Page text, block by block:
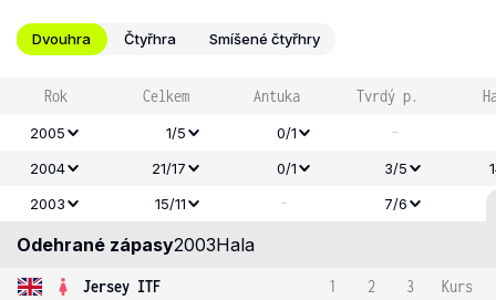
Dvouhra Čtyřhra Smíšené čtyřhry
Rok Celkem Antuka Tvrdý p.
2005 1/5 0/1 -
2004 21/17 0/1 3/5
2003
15/11 - 7/6
Odehrané zápasy2003Hala
Jersey ITF 1 2 3
Kurs